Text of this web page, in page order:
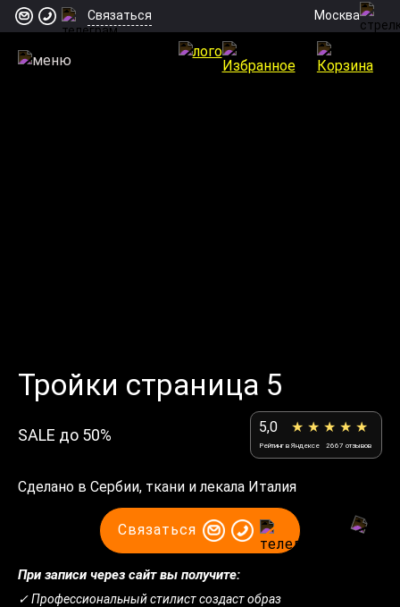
Связаться Москва
Тройки страница 5
SALE до 50% 5,0 ★ ★ ★ ★ ★
Рейтинг в Яндексе 2667 отзывов
Сделано в Сербии, ткани и лекала Италия
Связаться
При записи через сайт вы получите:
✓ Профессиональный стилист создаст образ